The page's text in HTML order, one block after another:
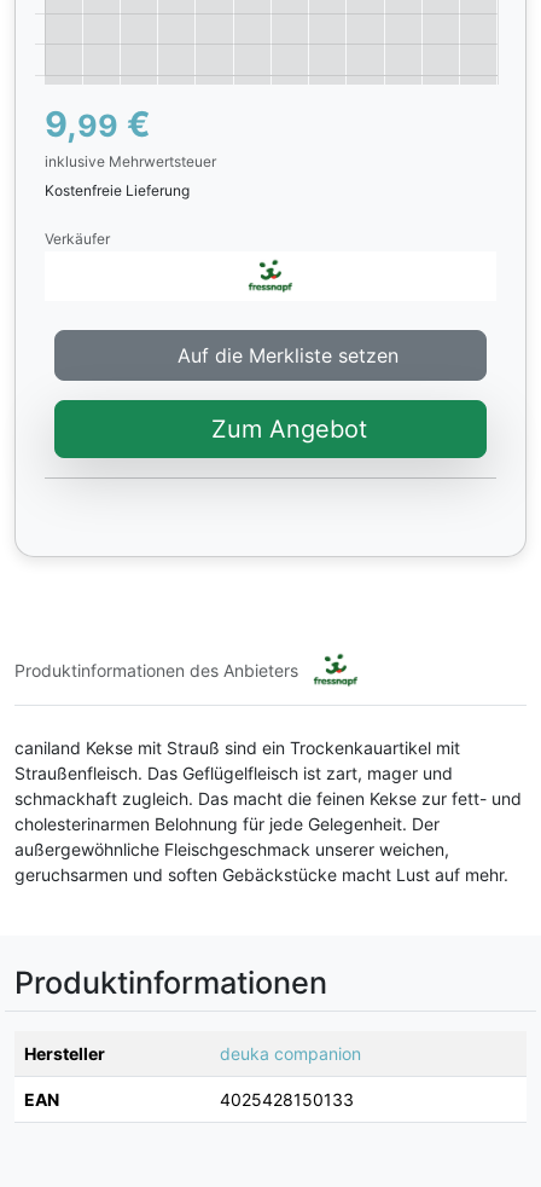
9,99 €
inklusive Mehrwertsteuer
Kostenfreie Lieferung
Verkäufer
Auf die Merkliste setzen
Zum Angebot
Produktinformationen des Anbieters
caniland Kekse mit Strauß sind ein Trockenkauartikel mit
Straußenfleisch. Das Geflügelfleisch ist zart, mager und
schmackhaft zugleich. Das macht die feinen Kekse zur fett- und
cholesterinarmen Belohnung für jede Gelegenheit. Der
außergewöhnliche Fleischgeschmack unserer weichen,
geruchsarmen und soften Gebäckstücke macht Lust auf mehr.
Produktinformationen
Hersteller deuka companion
EAN 4025428150133